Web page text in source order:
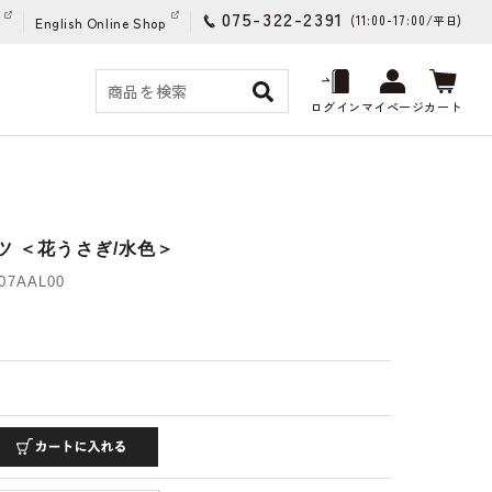
English Online Shop 075-322-2391 (11:00-17:00/平日)
ログインマイページカート
＜花うさぎ/水色＞